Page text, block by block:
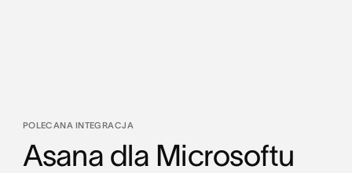
POLECANA INTEGRACJA
Asana dla Microsoftu